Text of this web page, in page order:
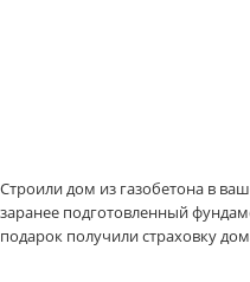
Строили дом из газобетона в
заранее подготовленный
подарок получили страховку